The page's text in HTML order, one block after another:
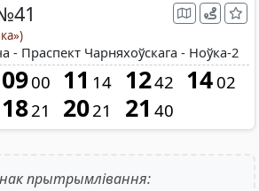
- Праспект Чарняхоўскага - Ноўка-2
0900 11 14 1242 14 02
1821 2021 21 40
прытрымлівання: